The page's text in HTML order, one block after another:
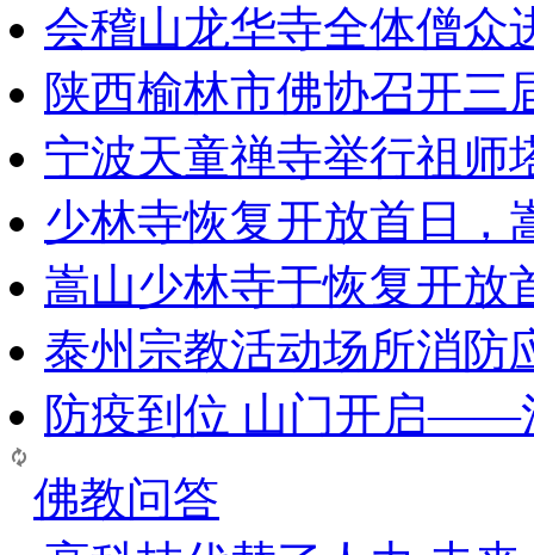
会稽山龙华寺全体僧众
陕西榆林市佛协召开三
宁波天童禅寺举行祖师
少林寺恢复开放首日，
嵩山少林寺于恢复开放
泰州宗教活动场所消防
防疫到位 山门开启——
佛教问答